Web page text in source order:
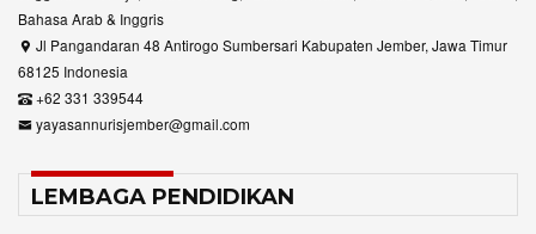
Bahasa Arab & Inggris
Jl Pangandaran 48 Antirogo Sumbersari Kabupaten Jember, Jawa Timur
68125 Indonesia
+62 331 339544
yayasannurisjember@gmail.com
LEMBAGA PENDIDIKAN